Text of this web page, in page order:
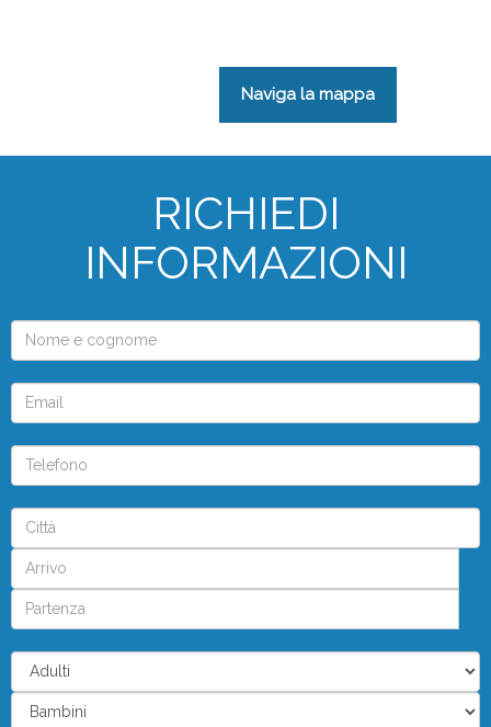
Naviga la mappa
RICHIEDI
INFORMAZIONI